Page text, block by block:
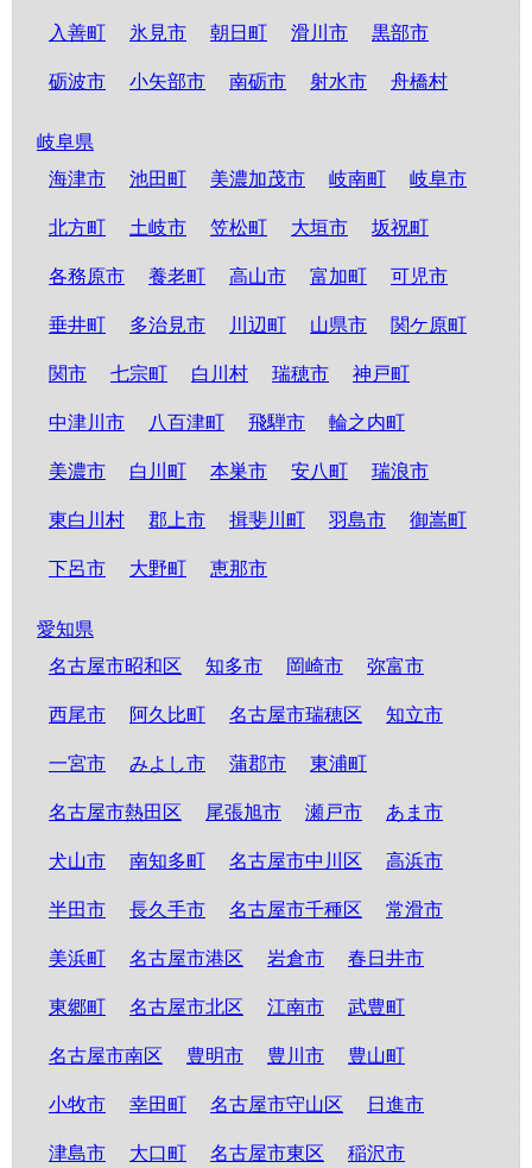
入善町 氷見市 朝日町 滑川市 黒部市
砺波市 小矢部市 南砺市 射水市 舟橋村
岐阜県
海津市
池田町 美濃加茂市 岐南町 岐阜市
北方町 土岐市 笠松町 大垣市 坂祝町
各務原市 養老町 高山市 富加町 可児市
垂井町 多治見市 川辺町 山県市 関ケ原町
関市 七宗町 白川村 瑞穂市 神戸町
中津川市 八百津町 飛騨市 輪之内町
美濃市 白川町 本巣市 安八町 瑞浪市
東白川村 郡上市 揖斐川町 羽島市 御嵩町
下呂市 大野町 恵那市
愛知県
名古屋市昭和区
知多市 岡崎市 弥富市
西尾市 阿久比町 名古屋市瑞穂区 知立市
一宮市 みよし市 蒲郡市 東浦町
名古屋市熱田区 尾張旭市 瀬戸市 あま市
犬山市 南知多町 名古屋市中川区 高浜市
半田市 長久手市 名古屋市千種区 常滑市
美浜町 名古屋市港区 岩倉市 春日井市
東郷町 名古屋市北区 江南市 武豊町
名古屋市南区 豊明市 豊川市 豊山町
小牧市 幸田町 名古屋市守山区 日進市
津島市 大口町 名古屋市東区 稲沢市